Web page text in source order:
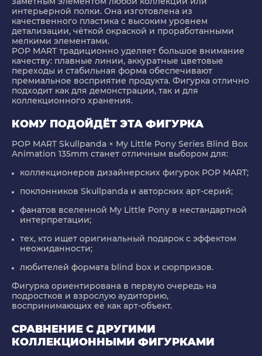
интерьерной полки. Она изготовлена из
качественного пластика с высоким уровнем
детализации, чёткой окраской и проработанными
мелкими элементами.
POP MART традиционно уделяет большое внимание
качеству: плавные линии, аккуратные цветовые
переходы и стабильная форма обеспечивают
премиальное восприятие продукта. Фигурка отлично
подходит как для демонстрации, так и для
коллекционного хранения.
КОМУ ПОДОЙДЁТ ЭТА ФИГУРКА
POP MART Skullpanda × My Little Pony Series Blind Box
Animation 135mm станет отличным выбором для:
коллекционеров дизайнерских фигурок POP MART;
поклонников Skullpanda и авторских арт-серий;
фанатов вселенной My Little Pony в нестандартной
интерпретации;
тех, кто ищет оригинальный подарок с эффектом
неожиданности;
любителей формата blind box и сюрпризов.
Фигурка ориентирована в первую очередь на
подростков и взрослую аудиторию,
воспринимающих её как арт-объект.
СРАВНЕНИЕ С ДРУГИМИ
КОЛЛЕКЦИОННЫМИ ФИГУРКАМИ